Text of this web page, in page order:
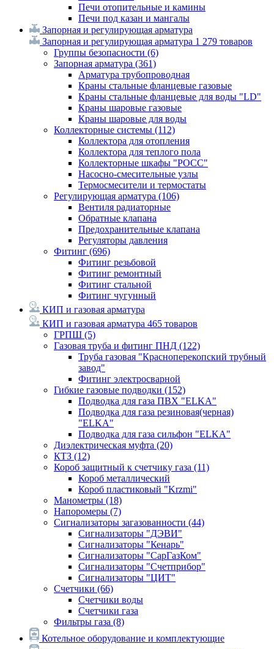
Печи отопительные и камины
Печи под казан и мангалы
Запорная и регулирующая арматура
Запорная и регулирующая арматура 1 279 товаров
Группы безопасности (6)
Запорная арматура (361)
Арматура трубопроводная
Краны стальные фланцевые газовые
Краны стальные фланцевые для воды "LD"
Краны шаровые газовые
Краны шаровые для воды
Коллекторные системы (112)
Коллектора для отопления
Коллектора для теплого пола
Коллекторные шкафы "РОСС"
Насосно-смесительные узлы
Термосмесители и термостаты
Регулирующая арматура (106)
Вентиля радиаторные
Обратные клапана
Предохранительные клапана
Регуляторы давления
Фитинг (696)
Фитинг резьбовой
Фитинг ремонтный
Фитинг стальной
Фитинг чугунный
КИП и газовая арматура
КИП и газовая арматура 465 товаров
ГРПШ (5)
Газовая труба и фитинг ПНД (122)
Труба газовая "Красноперекопский трубный
завод"
Фитинг электросварной
Гибкие газовые подводки (152)
Подводка для газа ПВХ "ELKA"
Подводка для газа резиновая(черная)
"ELKA"
Подводка для газа сильфон "ELKA"
Диэлектрическая муфта (20)
КТЗ (12)
Короб защитный к счетчику газа (11)
Короб металлический
Короб пластиковый "Krzmi"
Манометры (18)
Напоромеры (7)
Сигнализаторы загазованности (44)
Сигнализаторы "ДЭВИ"
Сигнализаторы "Кенарь"
Сигнализаторы "СарГазКом"
Сигнализаторы "Счетприбор"
Сигнализаторы "ЦИТ"
Счетчики (66)
Счетчики воды
Счетчики газа
Фильтры газа (8)
Котельное оборудование и комплектующие